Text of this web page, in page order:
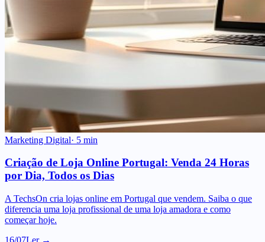
Marketing Digital·5min
Criação de Loja Online Portugal: Venda 24 Horas
A TechsOn cria lojas online em Portugal que vendem. Saiba o que
diferencia uma loja profissional de uma loja amadora e como
começar hoje.
16/07Ler →